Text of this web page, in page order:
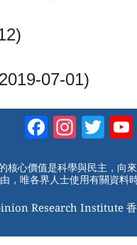
07-01)
Facebook
心價值是科學與民主，向
唯各界人士使用有關資料
Research Institute